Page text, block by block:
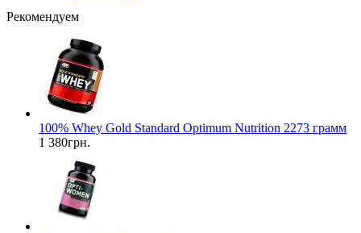
Рекомендуем
100% Whey Gold Standard Optimum Nutrition 2273 грамм
1 380грн.